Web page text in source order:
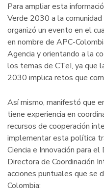
Para ampliar esta
Verde 2030 a la comunidad
organizó un evento en el
en nombre de APC-
Agencia y orientando a la
los temas de CTeI, ya que
2030 implica retos que
Así mismo, manifestó que
tiene experiencia en
recursos de cooperación
implementar esta política
Ciencia e Innovación para
Directora de Coordinación
acciones puntuales que se
Colombia: